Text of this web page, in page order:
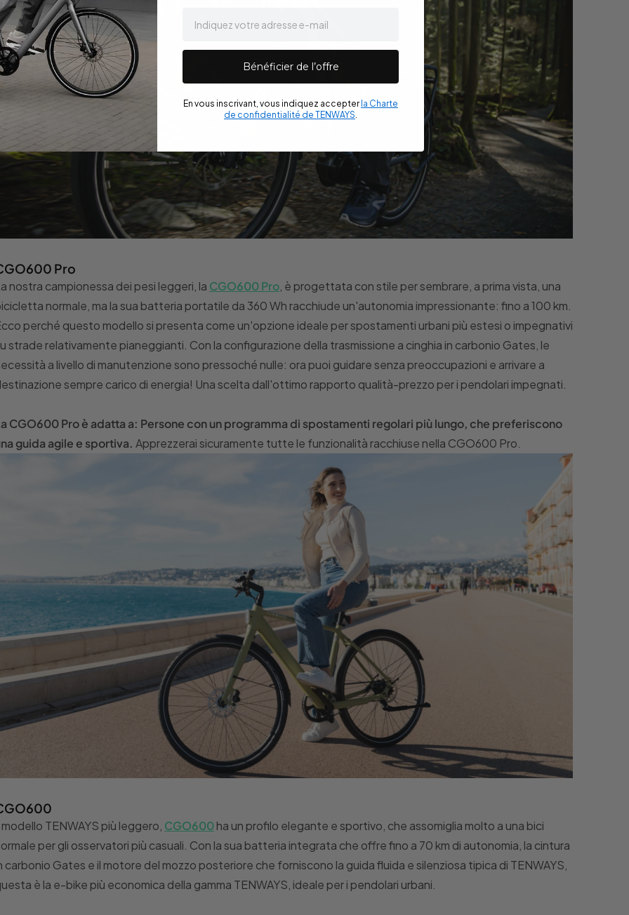
Pro
nostra campionessa dei pesi leggeri, la CGO600 Pro , è progettata con stile per sembrare, a prima vista, una
normale, ma la sua batteria portatile da 360 Wh racchiude un'autonomia impressionante: fino a 100 km.
perché questo modello si presenta come un'opzione ideale per spostamenti urbani più estesi o impegnativi
strade relativamente pianeggianti. Con la configurazione della trasmissione a cinghia in carbonio Gates, le
a livello di manutenzione sono pressoché nulle: ora puoi guidare senza preoccupazioni e arrivare a
sempre carico di energia! Una scelta dall'ottimo rapporto qualità-prezzo per i pendolari impegnati.
CGO600 Pro è adatta a: Persone con un programma di spostamenti regolari più lungo, che preferiscono
guida agile e sportiva. Apprezzerai sicuramente tutte le funzionalità racchiuse nella CGO600 Pro.
modello TENWAYS più leggero, CGO600ha un profilo elegante e sportivo, che assomiglia molto a una bici
per gli osservatori più casuali. Con la sua batteria integrata che offre fino a 70 km di autonomia, la cintura
carbonio Gates e il motore del mozzo posteriore che forniscono la guida fluida e silenziosa tipica di TENWAYS,
è la e-bike più economica della gamma TENWAYS, ideale per i pendolari urbani.
Bénéficier de l’offre
En vous inscrivant, vous indiquez accepter la Charte
de confidentialité de TENWAYS